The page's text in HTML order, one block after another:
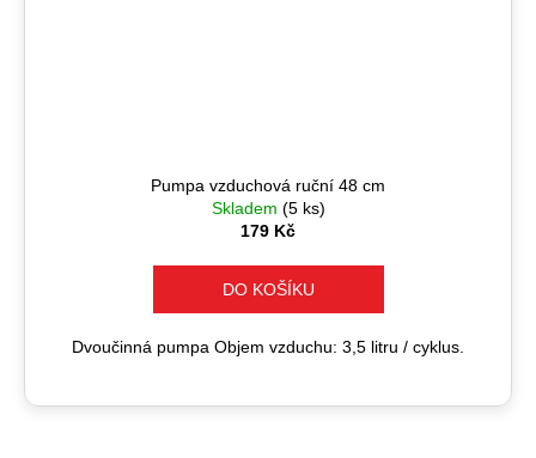
Pumpa vzduchová ruční 48 cm
Skladem (5 ks)
179 Kč
DO KOŠÍKU
Dvoučinná pumpa Objem vzduchu: 3,5 litru / cyklus.